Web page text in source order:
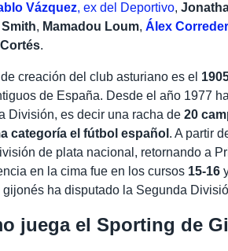
Vázquez, ex del Deportivo,
, Mamadou Loum,Álex
.
creación del club asturiano es el
de España. Desde el año 1977
División, es decir una racha de20
categoría el fútbol español . A partir
de plata nacional, retornando a
en la cima fue en los cursos 15-16
gijonés ha disputado la Segunda
juega el Sporting de